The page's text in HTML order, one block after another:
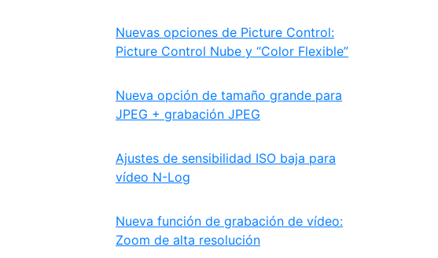
Nuevas opciones de Picture Control:
Picture Control Nube y “Color Flexible”
Nueva opción de tamaño grande para
JPEG + grabación JPEG
Ajustes de sensibilidad ISO baja para
vídeo N-Log
Nueva función de grabación de vídeo:
Zoom de alta resolución